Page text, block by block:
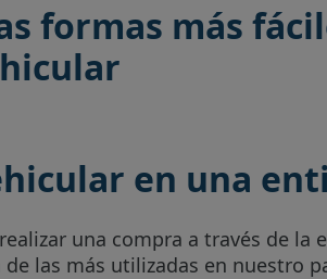
formas más
en una
una compra a través de
las más utilizadas en nuestro